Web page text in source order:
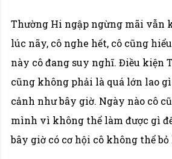
Thường Hi ngập ngừng mãi vẫn
lúc nãy, cô nghe hết, cô cũng
này cô đang suy nghĩ. Điều kiện
cũng không phải là quá lớn lao
cảnh như bây giờ. Ngày nào cô
mình vì không thể làm được gì
bây giờ có cơ hội cô không thể bỏ